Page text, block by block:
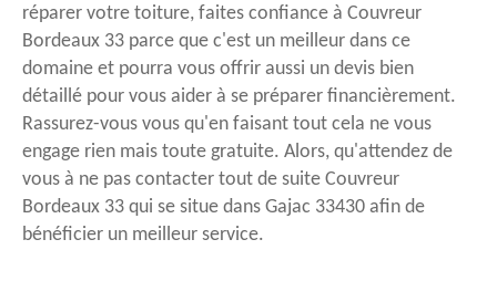
réparer votre toiture, faites confiance à Couvreur
Bordeaux 33 parce que c'est un meilleur dans ce
domaine et pourra vous offrir aussi un devis bien
détaillé pour vous aider à se préparer financièrement.
Rassurez-vous vous qu'en faisant tout cela ne vous
engage rien mais toute gratuite. Alors, qu'attendez de
vous à ne pas contacter tout de suite Couvreur
Bordeaux 33 qui se situe dans Gajac 33430 afin de
bénéficier un meilleur service.